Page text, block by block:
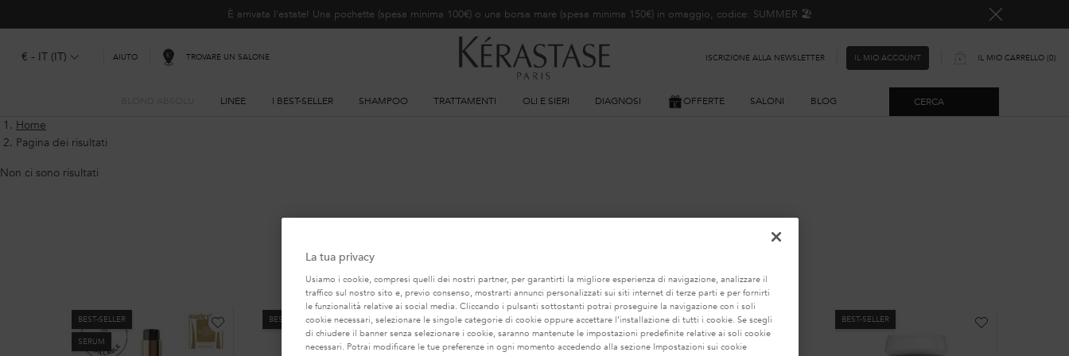
È arrivata l'estate! Una pochette (spesa minima 100€) o una borsa mare (spesa minima 150€) in omaggio, codice: SUMMER 🏖️
€ - IT (IT) AIUTO TROVARE UN SALONE ISCRIZIONE ALLA NEWSLETTER IL MIO ACCOUNT IL MIO CARRELLO 0
0 PRODOTTO
LINEE I BEST-SELLER SHAMPOO TRATTAMENTI OLI E SIERI DIAGNOSI OFFERTE SALONI BLOG CERCA
Contenuto principale
Home
Pagina dei risultati
Non ci sono risultati
BEST-SELLER
SERUM
BEST-SELLER BEST-SELLER BEST-SELLER BEST-SELLER
La tua privacy
Usiamo i cookie, compresi quelli dei nostri partner, per garantirti la migliore esperienza di navigazione, analizzare il
traffico sul nostro sito e, previo consenso, mostrarti annunci personalizzati sui siti internet di terze parti e per fornirti
le funzionalità relative ai social media. Cliccando i pulsanti sottostanti potrai proseguire la navigazione con i soli
cookie necessari, selezionare le singole categorie di cookie oppure accettare l’installazione di tutti i cookie. Se scegli
di chiudere il banner senza selezionare i cookie, saranno mantenute le impostazioni predefinite relative ai soli cookie
necessari. Potrai modificare le tue preferenze in ogni momento accedendo alla sezione Impostazioni sui cookie